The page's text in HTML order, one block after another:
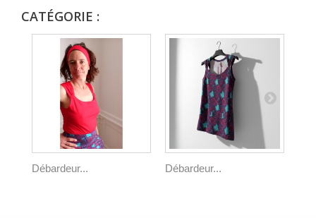
CATÉGORIE :
Débardeur... Débardeur...